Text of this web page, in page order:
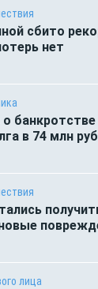
сбито
нет
в 74 млн
лица